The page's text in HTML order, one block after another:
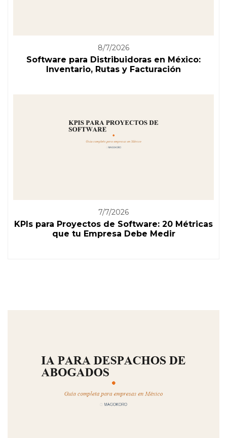
8/7/2026
Software para Distribuidoras en México:
Inventario, Rutas y Facturación
7/7/2026
KPIs para Proyectos de Software: 20 Métricas
que tu Empresa Debe Medir